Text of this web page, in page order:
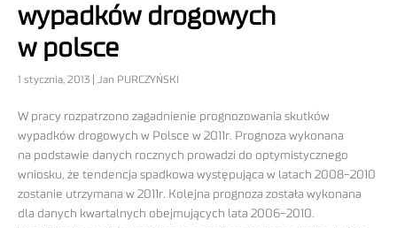
wypadków drogowych
w polsce
1 stycznia, 2013 | Jan PURCZYŃSKI
W pracy rozpatrzono zagadnienie prognozowania skutków
wypadków drogowych w Polsce w 2011r. Prognoza wykonana
na podstawie danych rocznych prowadzi do optymistycznego
wniosku, że tendencja spadkowa występująca w latach 2008-2010
zostanie utrzymana w 2011r. Kolejna prognoza została wykonana
dla danych kwartalnych obejmujących lata 2006-2010.